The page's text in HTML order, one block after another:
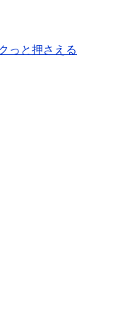
っと押さえる